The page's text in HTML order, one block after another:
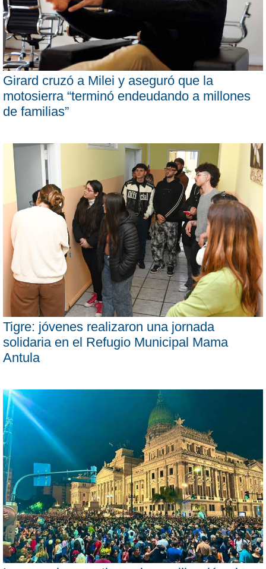
Girard cruzó a Milei y aseguró que la
motosierra “terminó endeudando a millones
de familias”
Tigre: jóvenes realizaron una jornada
solidaria en el Refugio Municipal Mama
Antula